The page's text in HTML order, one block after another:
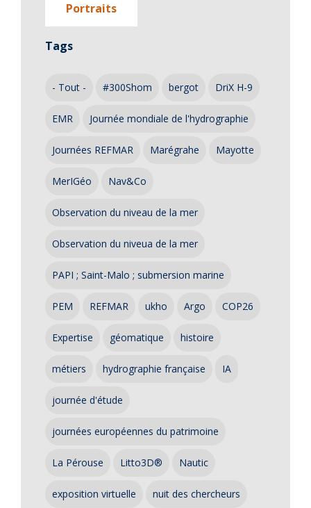
Portraits
Tags
- Tout - #300Shom bergot DriX H-9
EMR Journée mondiale de l'hydrographie
Journées REFMAR Marégrahe Mayotte
MerIGéo Nav&Co
Observation du niveau de la mer
Observation du niveua de la mer
PAPI ; Saint-Malo ; submersion marine
PEM REFMAR ukho Argo COP26
Expertise géomatique histoire
métiers hydrographie française IA
journée d'étude
journées européennes du patrimoine
La Pérouse Litto3D® Nautic
exposition virtuelle nuit des chercheurs